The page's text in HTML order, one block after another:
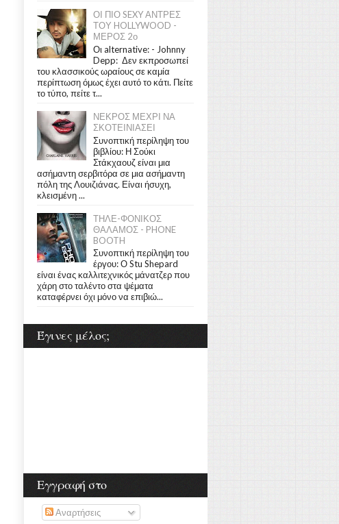
ΟΙ ΠΙΟ SEXY ΑΝΤΡΕΣ
ΤΟΥ HOLLYWOOD -
ΜΕΡΟΣ 2ο
Οι alternative: - Johnny
Depp: Δεν εκπροσωπεί
του κλασσικούς ωραίους σε καμία
περίπτωση όμως έχει αυτό το κάτι. Πείτε
το τύπο, πείτε τ...
ΝΕΚΡΟΣ ΜΕΧΡΙ ΝΑ
ΣΚΟΤΕΙΝΙΑΣΕΙ
Συνοπτική περίληψη του
βιβλίου: Η Σούκι
Στάκχαουζ είναι μια
ασήμαντη σερβιτόρα σε μια ασήμαντη
πόλη της Λουιζιάνας. Είναι ήσυχη,
κλεισμένη ...
ΤΗΛΕ-ΦΟΝΙΚΟΣ
ΘΑΛΑΜΟΣ - PHONE
BOOTH
Συνοπτική περίληψη του
έργου: Ο Stu Shepard
είναι ένας καλλιτεχνικός μάνατζερ που
χάρη στο ταλέντο στα ψέματα
καταφέρνει όχι μόνο να επιβιώ...
Έγινες μέλος;
Εγγραφή στο
Αναρτήσεις